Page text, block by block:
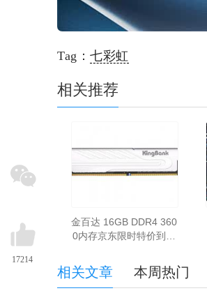
Tag： 七彩虹
相关推荐
金百达 16GB DDR4 360
0内存京东限时特价到手
相关文章 本周热门
17214